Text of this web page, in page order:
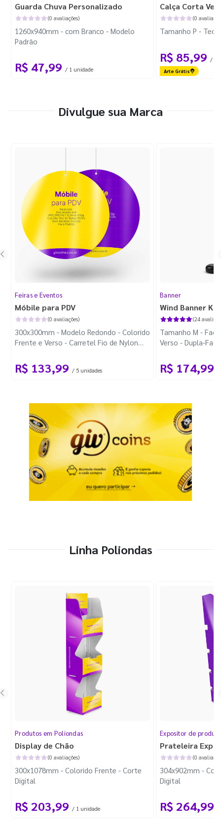
Guarda Chuva Personalizado
(0 avaliações)
1260x940mm - com Branco - Modelo
Padrão
R$ 47,99 / 1 unidade
Calça Corta
(0
Tamanho P -
R$ 85,99 / 1
Arte Grátis
Divulgue sua Marca
Feiras e Eventos
Móbile para PDV
(0 avaliações)
300x300mm - Modelo Redondo - Colorido
Frente e Verso - Carretel Fio de Nylon
R$ 133,99 / 5 unidades
Banner
Wind Banner
(24
Tamanho M -
Verso - Dupla-
R$ 174,99
Linha Poliondas
Produtos em Poliondas
Display de Chão
(0 avaliações)
300x1078mm - Colorido Frente - Corte
Digital
R$ 203,99 / 1 unidade
Expositor de
Prateleira
(0
304x902mm -
Digital
R$ 264,99